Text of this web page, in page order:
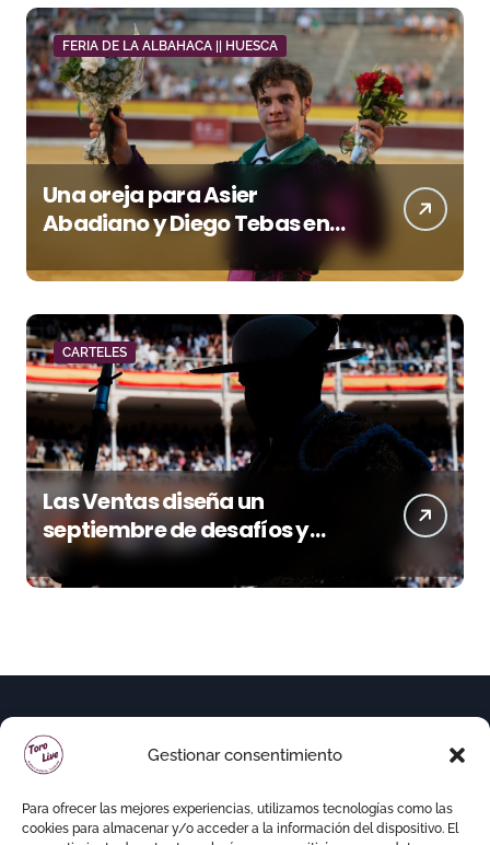
Gestionar consentimiento
Para ofrecer las mejores experiencias, utilizamos tecnologías como las
cookies para almacenar y/o acceder a la información del dispositivo. El
FERIA DE LA ALBAHACA || HUESCA
Una oreja para Asier
Abadiano y Diego Tebas en
una apertura de la Albahaca
marcada por el buen juego
de Los Maños
CARTELES
Las Ventas diseña un
septiembre de desafíos y
variedad ganadera